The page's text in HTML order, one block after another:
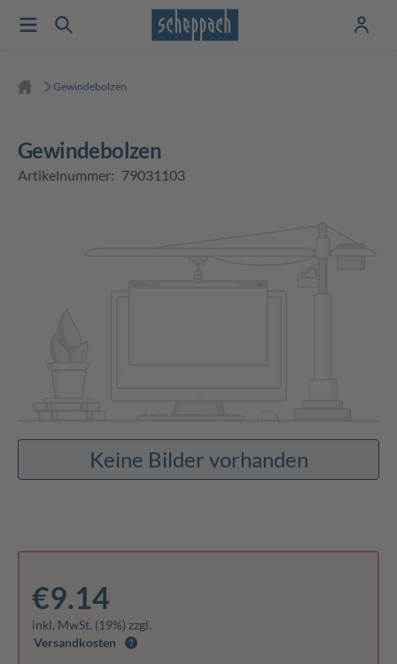
Gewindebolzen
Gewindebolzen
Artikelnummer: 79031103
Keine Bilder vorhanden
€9.14
inkl. MwSt. (19%) zzgl.
Versandkosten